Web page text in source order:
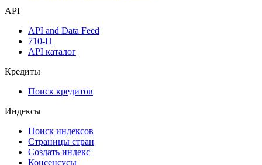
Мобильное приложение Cbonds
API
API and Data Feed
API каталог
Кредиты
Поиск кредитов
Индексы